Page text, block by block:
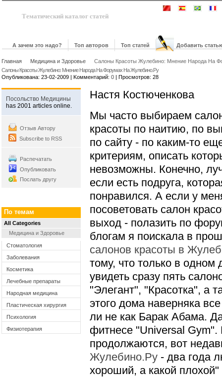
Тематический каталог статей
А зачем это надо? Топ авторов Топ статей Добавить
Главная Медицина и Здоровье
Салоны Красоты Жулебино: Мнение Народа На
Салоны Красоты Жулебино: Мнение Народа На Форумах На Жулебино.Ру
Опубликована: 23-02-2009 | Kомментарий: 0 | Просмотров: 28
Настя Костюченкова
Мы часто выбираем
красоты по наитию, по
по сайту - по каким-то
критериям, описать
невозможны. Конечно,
если есть подруга,
понравился. А если у
посоветовать салон
выход - полазить по
блогам я поискала в
салонов красоты в
тому, что только в
увидеть сразу пять
"Элегант", "Красотка", а
этого дома наверняка
ли не как Барак Абама.
фитнесе "Universal
продолжаются, вот
Жулебино.Ру - два года
хороший, а какой
Посольство Медицины
has 2001 articles online.
Отзыв Автору
Subscribe to RSS
Распечатать
Опубликовать
Послать другу
По темам
All Categories
Медицина и Здоровье
Cтоматология
Заболевания
Косметика
Лечебные препараты
Народная медицина
Пластическая хирургия
Психология
Физиотерапия